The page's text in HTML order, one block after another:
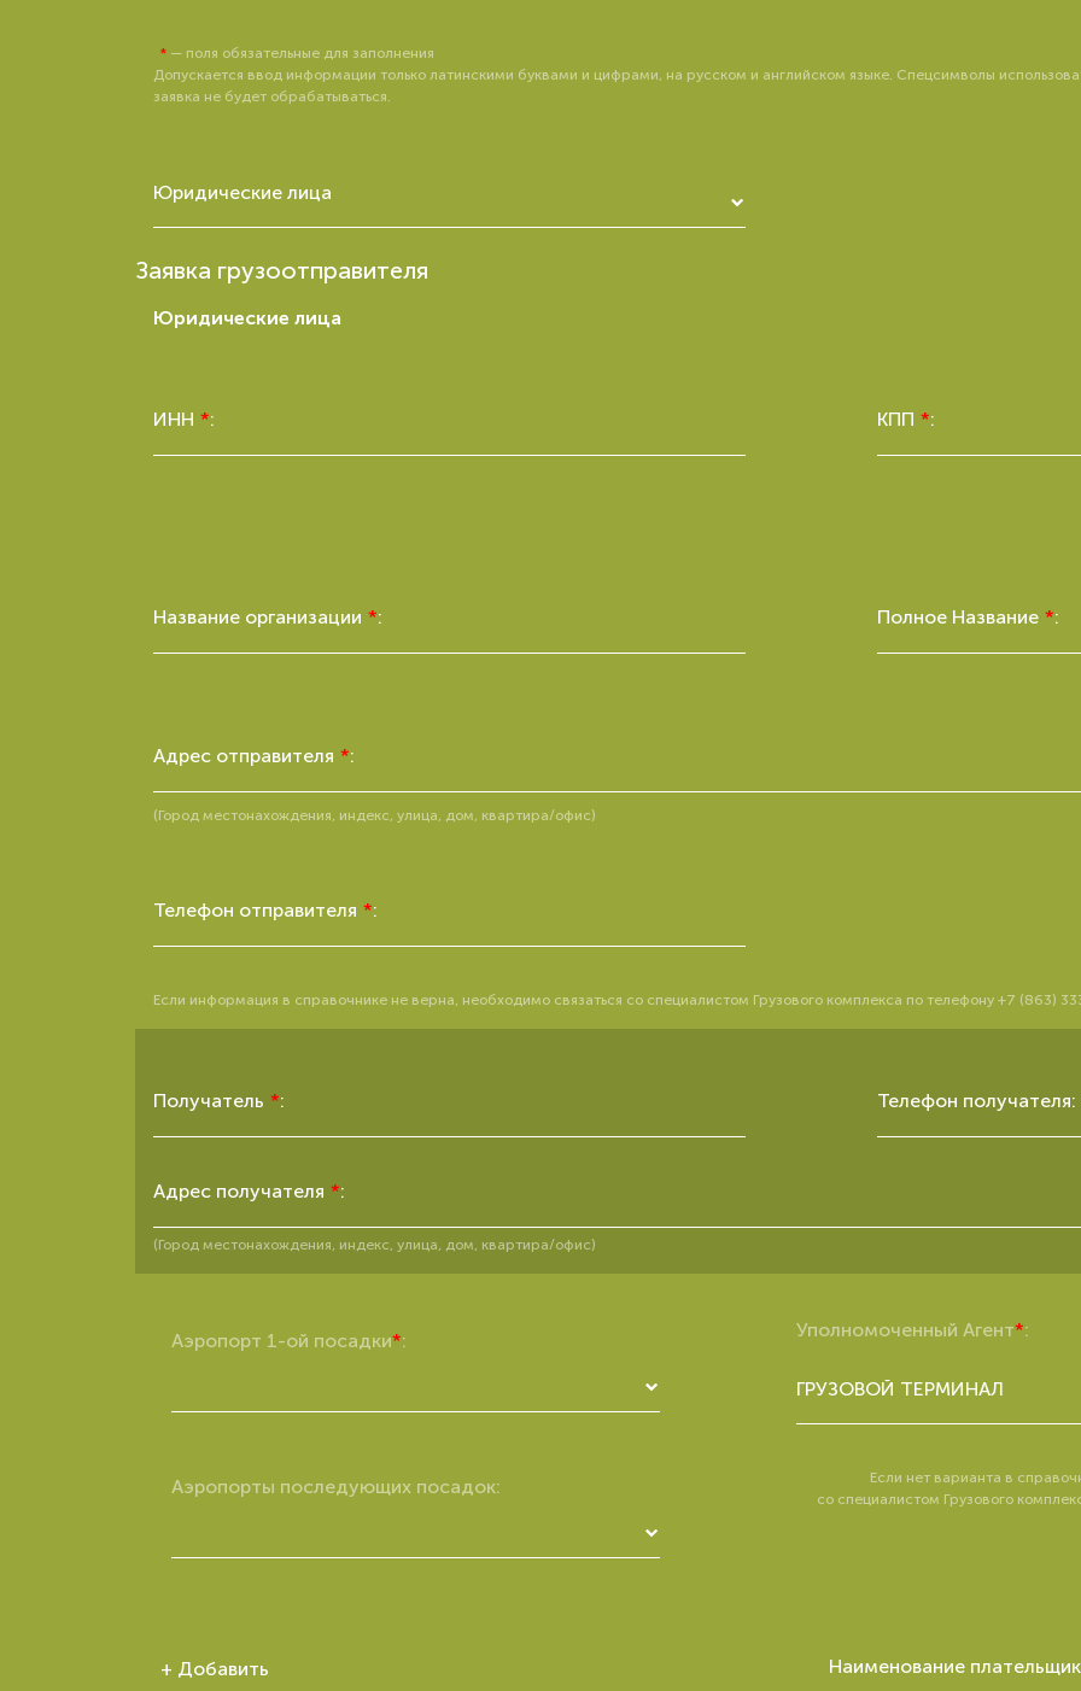
Заявка грузоотправителя
* — поля обязательные для заполнения
Допускается ввод информации только латинскими буквами и цифрами, на русском и английском языке. Спецсимволы
заявка не будет обрабатываться.
Юридические лица
Юридические лица
ИНН *: КПП *:
Название организации *: Полное Название *:
Адрес отправителя *:
(Город местонахождения, индекс, улица, дом, квартира/офис)
Телефон отправителя *:
Если информация в справочнике не верна, необходимо связаться со специалистом Грузового комплекса по телефону +7 (863)
Получатель *: Телефон получателя:
Адрес получателя *:
(Город местонахождения, индекс, улица, дом, квартира/офис)
Аэропорт 1-ой посадки*: Уполномоченный Агент*:
ГРУЗОВОЙ ТЕРМИНАЛ
Аэропорты последующих посадок:
Если нет варианта в
со специалистом Грузового
Наименование